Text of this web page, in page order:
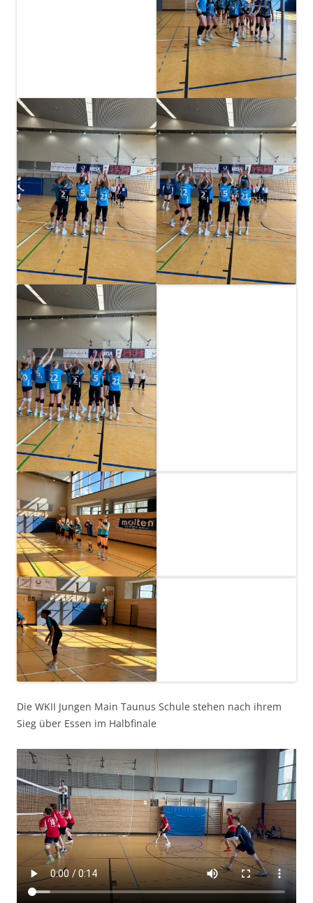
Die WKII Jungen Main Taunus Schule stehen nach ihrem
Sieg über Essen im Halbfinale